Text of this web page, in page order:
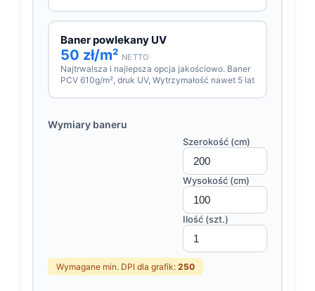
Baner powlekany UV
50 zł/m² NETTO
Najtrwalsza i najlepsza opcja jakościowo. Baner
PCV 610g/m², druk UV, Wytrzymałość nawet 5 lat
Wymiary baneru
Szerokość (cm)
Wysokość (cm)
Ilość (szt.)
Wymagane min. DPI dla grafik: 250